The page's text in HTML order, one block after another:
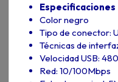
Especificaciones
Color negro
Tipo de conector:
Técnicas de
Velocidad USB:
Red: 10/100Mbps